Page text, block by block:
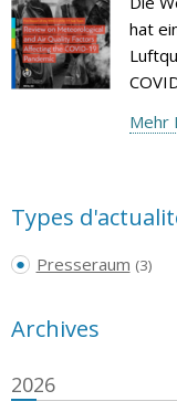
hat
Mehr
Types
Presseraum (3)
Archives
2026